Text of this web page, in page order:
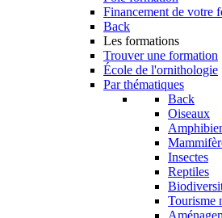
Financement de votre
Back
Les formations
Trouver une formation
École de l'ornithologie
Par thématiques
Back
Oiseaux
Insectes
Reptiles
Tourisme